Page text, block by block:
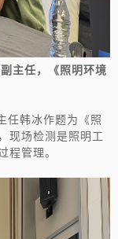
主任，《照明环境
任韩冰作题为《照
现场检测是照明工
程管理。